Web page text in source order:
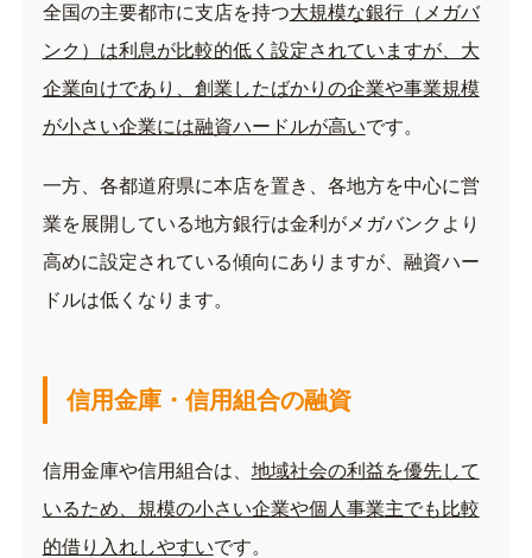
全国の主要都市に支店を持つ大規模な銀行（メガバ
ンク）は利息が比較的低く設定されていますが、大
企業向けであり、創業したばかりの企業や事業規模
が小さい企業には融資ハードルが高いです。
一方、各都道府県に本店を置き、各地方を中心に営
業を展開している地方銀行は金利がメガバンクより
高めに設定されている傾向にありますが、融資ハー
ドルは低くなります。
信用金庫・信用組合の融資
信用金庫や信用組合は、 地域社会の利益を優先して
いるため、規模の小さい企業や個人事業主でも比較
的借り入れしやすいです。